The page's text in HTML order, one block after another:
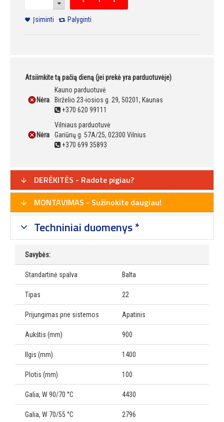
Įsiminti Palyginti
Atsiimkite tą pačią dieną (jei prekė yra parduotuvėje)
Nėra
Kauno parduotuvė
Birželio 23-iosios g. 29, 50201, Kaunas
+370 620 99111
Nėra
Vilniaus parduotuvė
Gariūnų g. 57A/25, 02300 Vilnius
+370 699 35893
DERĖKITĖS - Radote pigiau?
MONTAVIMAS - Sužinokite daugiau!
Techniniai duomenys *
Savybės:
Standartinė spalva Balta
Tipas 22
Prijungimas prie sistemos Apatinis
Aukštis (mm) 900
Ilgis (mm) 1400
Plotis (mm) 100
Galia, W 90/70 °C 4430
Galia, W 70/55 °C 2796